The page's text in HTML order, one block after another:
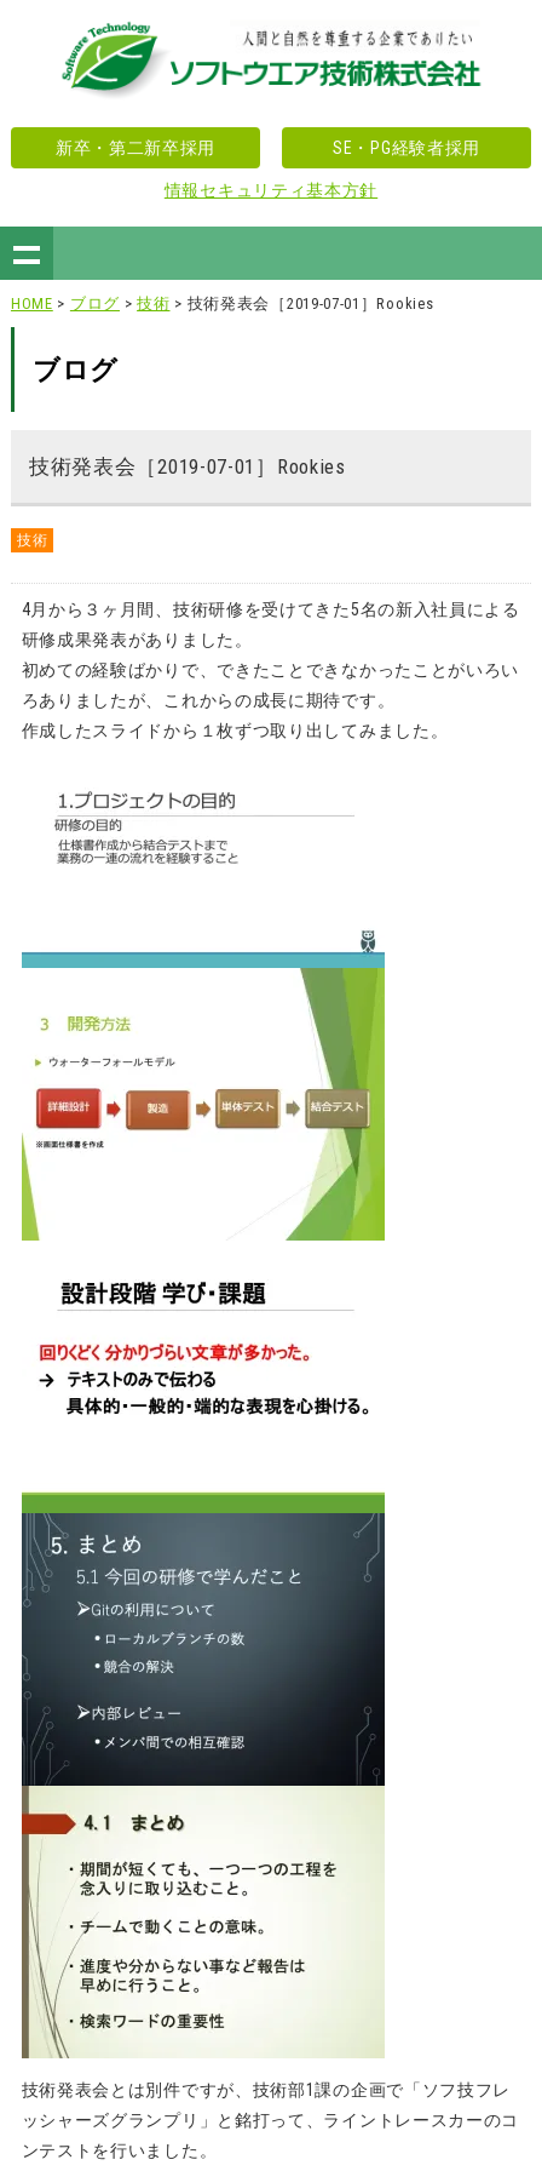
新卒・第二新卒採用 SE・PG経験者採用
情報セキュリティ基本方針
HOME > ブログ >技術 > 技術発表会［2019-07-01］Rookies
ブログ
技術発表会［2019-07-01］Rookies
技術
4月から３ヶ月間、技術研修を受けてきた5名の新入社員による
研修成果発表がありました。
初めての経験ばかりで、 できたことできなかったことがいろい
ろありましたが、
これからの成長に期待です。
作成したスライドから１枚ずつ取り出してみました。
技術発表会とは別件ですが、技術部1課の企画で「 ソフ技フレ
ッシャーズグランプリ」と銘打って、 ライントレースカーのコ
ンテストを行いました。